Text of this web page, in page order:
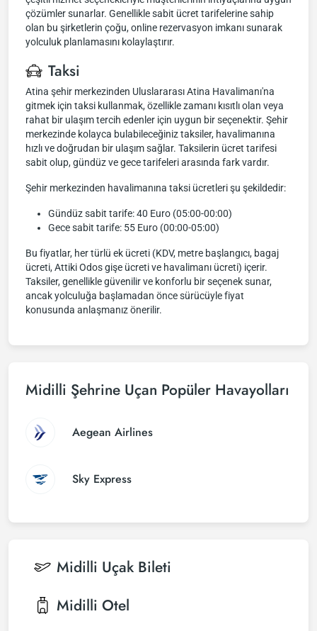
çözümler sunarlar. Genellikle sabit ücret tarifelerine sahip
olan bu şirketlerin çoğu, online rezervasyon imkanı sunarak
yolculuk planlamasını kolaylaştırır.
Taksi
Atina şehir merkezinden Uluslararası Atina Havalimanı'na
gitmek için taksi kullanmak, özellikle zamanı kısıtlı olan veya
rahat bir ulaşım tercih edenler için uygun bir seçenektir. Şehir
merkezinde kolayca bulabileceğiniz taksiler, havalimanına
hızlı ve doğrudan bir ulaşım sağlar. Taksilerin ücret tarifesi
sabit olup, gündüz ve gece tarifeleri arasında fark vardır.
Şehir merkezinden havalimanına taksi ücretleri şu şekildedir:
Gündüz sabit tarife: 40 Euro (05:00-00:00)
Gece sabit tarife: 55 Euro (00:00-05:00)
Bu fiyatlar, her türlü ek ücreti (KDV, metre başlangıcı, bagaj
ücreti, Attiki Odos gişe ücreti ve havalimanı ücreti) içerir.
Taksiler, genellikle güvenilir ve konforlu bir seçenek sunar,
ancak yolculuğa başlamadan önce sürücüyle fiyat
konusunda anlaşmanız önerilir.
Midilli Şehrine Uçan Popüler Havayolları
Aegean Airlines
Sky Express
Midilli Uçak Bileti
Midilli Otel